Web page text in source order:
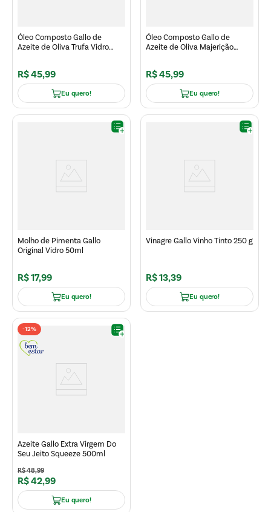
Óleo Composto Gallo de
Azeite de Oliva Trufa Vidro
R$45,99
Eu quero!
Óleo Composto Gallo de
Azeite de Oliva Majerição
R$45,99
Eu quero!
Molho de Pimenta Gallo
Original Vidro 50ml
R$17,99
Eu quero!
Vinagre Gallo Vinho Tinto 250 g
R$13,39
Eu quero!
-12%
Azeite Gallo Extra Virgem Do
Seu Jeito Squeeze 500ml
R$48,99
R$42,99
Eu quero!